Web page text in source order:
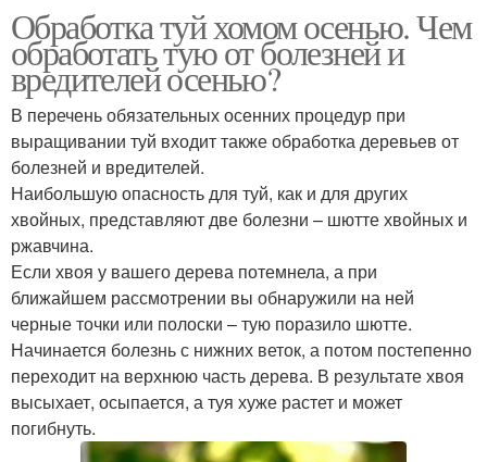
Обработка туй хомом осенью. Чем
обработать тую от болезней и
вредителей осенью?
В перечень обязательных осенних процедур при
выращивании туй входит также обработка деревьев от
болезней и вредителей.
Наибольшую опасность для туй, как и для других
хвойных, представляют две болезни – шютте хвойных и
ржавчина.
Если хвоя у вашего дерева потемнела, а при
ближайшем рассмотрении вы обнаружили на ней
черные точки или полоски – тую поразило шютте.
Начинается болезнь с нижних веток, а потом постепенно
переходит на верхнюю часть дерева. В результате хвоя
высыхает, осыпается, а туя хуже растет и может
погибнуть.